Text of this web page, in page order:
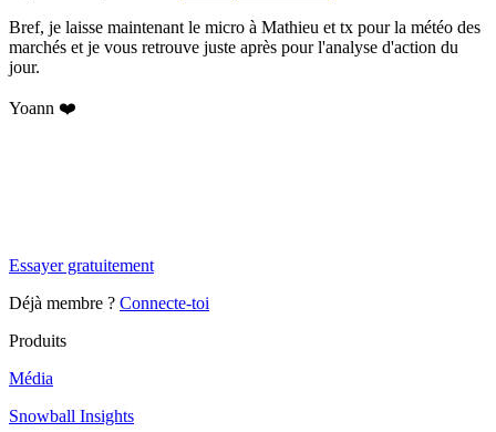
Bref, je laisse maintenant le micro à Mathieu et tx pour la météo des
marchés et je vous retrouve juste après pour l'analyse d'action du
jour.
Yoann ❤️
Essayer gratuitement
Déjà membre ? Connecte-toi
Produits
Média
Snowball Insights